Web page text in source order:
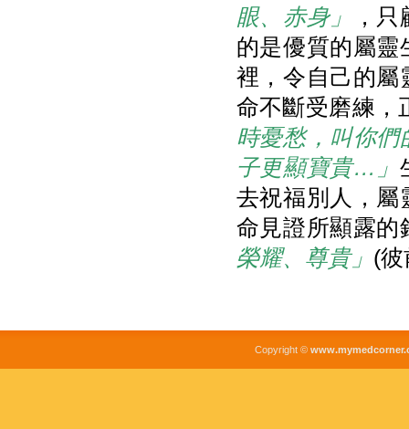
眼、赤身」
，
的是優質的屬靈
裡，令自己的屬
命不斷受磨練，
時憂愁，叫你們
子更顯寶貴…」
去祝福別人，屬
命見證所顯露的
榮耀、尊貴」 (
Copyright ©